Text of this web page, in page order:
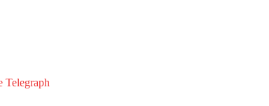
Telegraph